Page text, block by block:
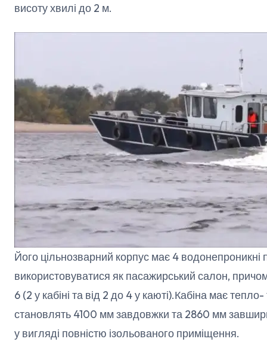
висоту хвилі до 2 м.
Його цільнозварний корпус має 4
використовуватися як пасажирський салон,
6 (2 у кабіні та від 2 до 4 у каюті).Кабіна має тепло-
становлять 4100 мм завдовжки та 2860 мм
у вигляді повністю ізольованого приміщення.